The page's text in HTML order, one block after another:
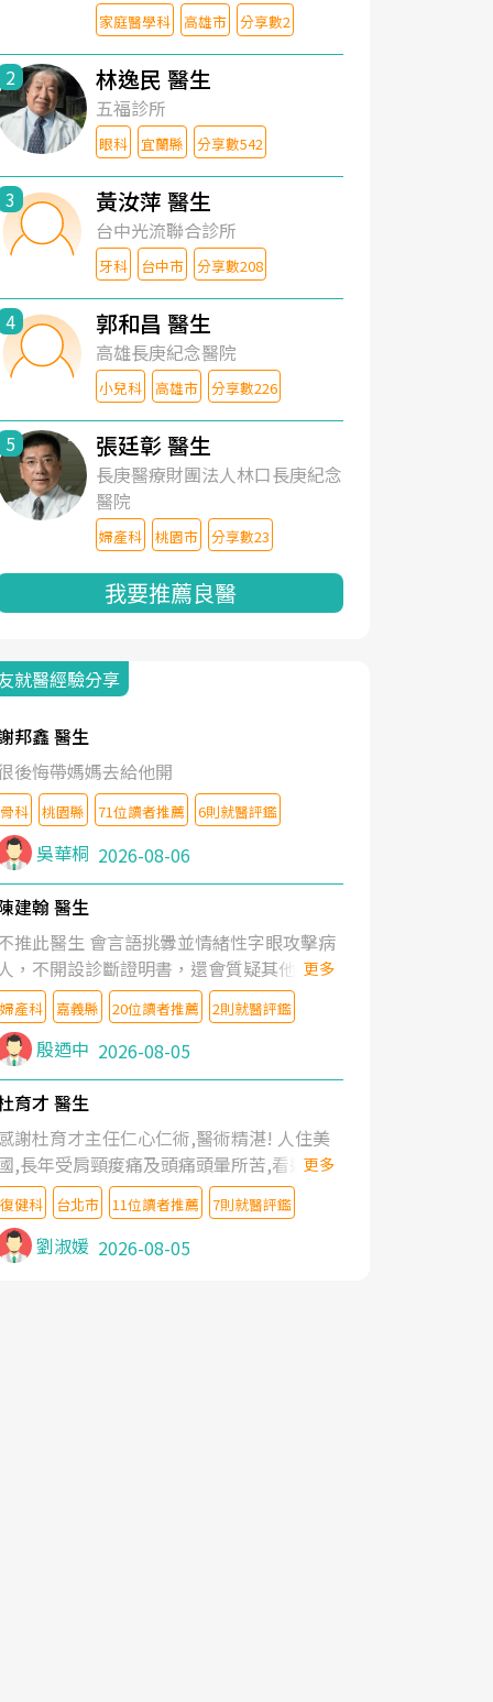
家庭醫學科 高雄市 分享數2
2 林逸民 醫生
五福診所
眼科 宜蘭縣 分享數542
3 黃汝萍 醫生
台中光流聯合診所
牙科 台中市 分享數208
4 郭和昌 醫生
高雄長庚紀念醫院
小兒科 高雄市 分享數226
5 張廷彰 醫生
長庚醫療財團法人林口長庚紀念
醫院
婦產科 桃園市 分享數23
我要推薦良醫
就醫經驗分享
邦鑫 醫生
後悔帶媽媽去給他開
骨科 桃園縣 71位讀者推薦 6則就醫評鑑
吳華桐 2026-08-06
建翰 醫生
推此醫生 會言語挑釁並情緒性字眼攻擊病
，不開設診斷證明書，還會質疑其他醫生
判斷！
更多
婦產科 嘉義縣 20位讀者推薦 2則就醫評鑑
殷迺中 2026-08-05
育才 醫生
謝杜育才主任仁心仁術,醫術精湛! 人住美
,長年受肩頸痠痛及頭痛頭暈所苦,看遍名醫
授,做了各種檢查,也嘗試過西醫打針,中醫
灸及物理徒手治療都沒有用,後來連吃到嗎
類止痛藥都效果有限,只是壓症狀,沒多久就
起來,多年失眠嚴重影響生活品質. 台灣親
更多
復健科 台北市 11位讀者推薦 7則就醫評鑑
劉淑媛 2026-08-05